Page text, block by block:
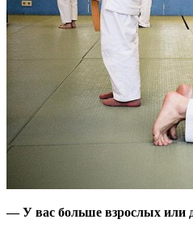
— У вас больше взрослых или